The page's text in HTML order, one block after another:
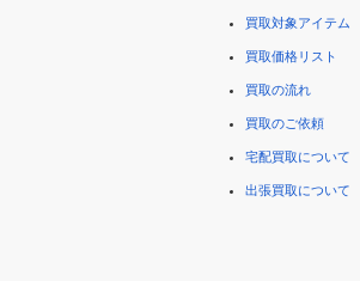
買取対象アイテム
買取価格リスト
買取の流れ
買取のご依頼
宅配買取について
出張買取について